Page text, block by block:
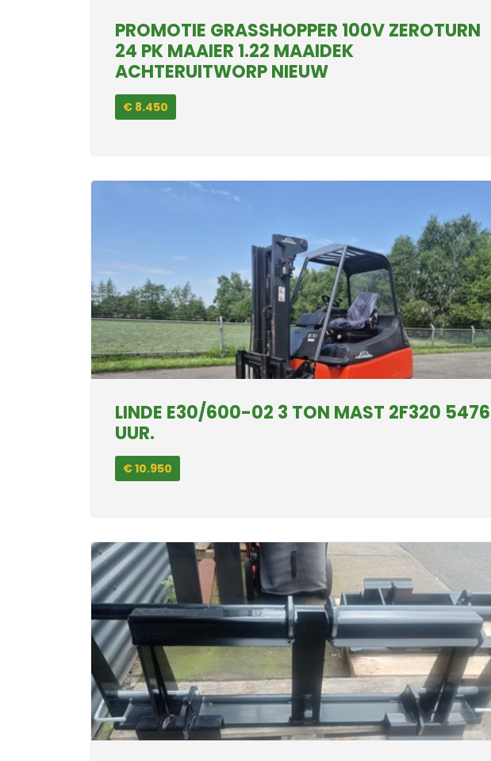
PROMOTIE GRASSHOPPER 100V ZEROTURN
24 PK MAAIER 1.22 MAAIDEK
ACHTERUITWORP NIEUW
€ 8.450
LINDE E30/600-02 3 TON MAST 2F320 5476
UUR.
€ 10.950